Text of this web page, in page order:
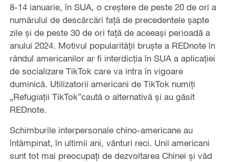
8-14 ianuarie, în SUA, o creștere de peste 20 de ori a
numărului de descărcări față de precedentele șapte
zile și de peste 30 de ori față de aceeași perioadă a
anului 2024. Motivul popularității bruște a REDnote în
rândul americanilor ar fi interdicția în SUA a aplicației
de socializare TikTok care va intra în vigoare
duminică. Utilizatorii americani de TikTok numiți
„Refugiații TikTok”caută o alternativă și au găsit
REDnote.
Schimburile interpersonale chino-americane au
întâmpinat, în ultimii ani, vânturi reci. Unii americani
sunt tot mai preocupați de dezvoltarea Chinei și văd